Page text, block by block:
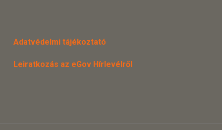
Adatvédelmi tájékoztató
Leiratkozás az eGov Hírlevélről